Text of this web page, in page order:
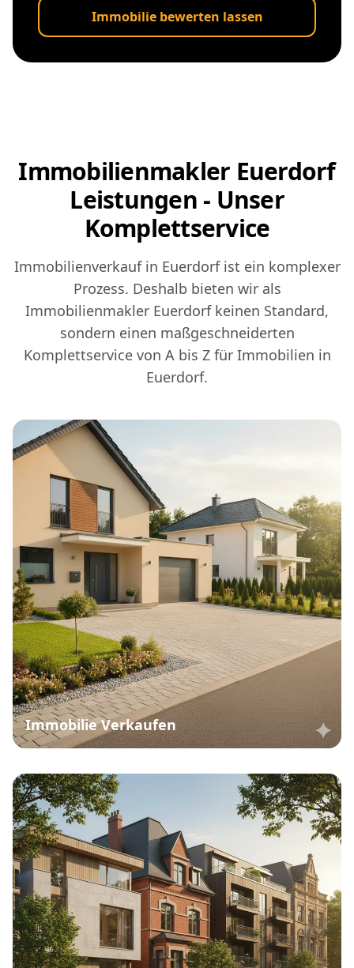
Immobilie bewerten lassen
Immobilienmakler Euerdorf
Leistungen - Unser
Komplettservice
Immobilienverkauf in Euerdorf ist ein komplexer
Prozess. Deshalb bieten wir als
Immobilienmakler Euerdorf keinen Standard,
sondern einen maßgeschneiderten
Komplettservice von A bis Z für Immobilien in
Euerdorf.
Immobilie Verkaufen